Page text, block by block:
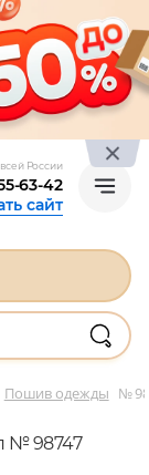
России
63-42
сайт
Пошив одежды №
№ 98747